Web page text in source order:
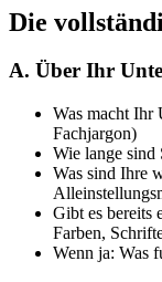
Die
A. Über Ihr
Was macht Ihr
Fachjargon)
Wie lange sind
Was sind Ihre
Gibt es bereits
Farben,
Wenn ja: Was